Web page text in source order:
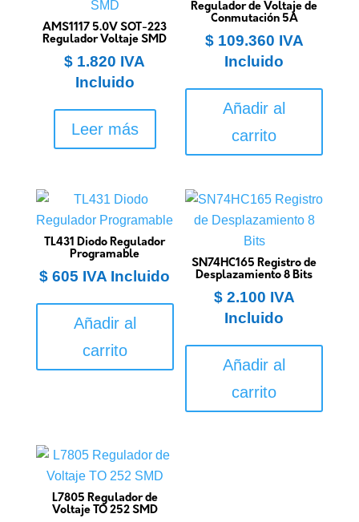
AMS1117 5.0V SOT-223
Regulador Voltaje SMD
$ 1.820 IVA
Incluido
Leer más
Regulador de Voltaje de
Conmutación 5A
$109.360 IVA
Incluido
Añadir al
carrito
TL431 Diodo Regulador
Programable
$ 605 IVA Incluido
Añadir al
carrito
SN74HC165 Registro de
Desplazamiento 8 Bits
$2.100 IVA
Incluido
Añadir al
carrito
L7805 Regulador de
Voltaje TO 252 SMD